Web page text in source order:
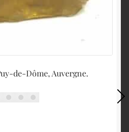
de-Dôme, Auvergne.